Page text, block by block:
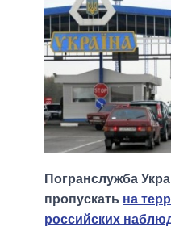
Погранслужба
пропускать на
российских